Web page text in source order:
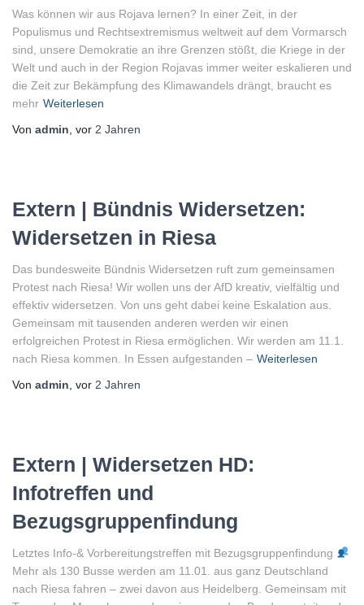
Was können wir aus Rojava lernen? In einer Zeit, in der
Populismus und Rechtsextremismus weltweit auf dem Vormarsch
sind, unsere Demokratie an ihre Grenzen stößt, die Kriege in der
Welt und auch in der Region Rojavas immer weiter eskalieren und
die Zeit zur Bekämpfung des Klimawandels drängt, braucht es
mehr Weiterlesen
Von admin , vor 2 Jahren
Extern | Bündnis Widersetzen:
Widersetzen in Riesa
Das bundesweite Bündnis Widersetzen ruft zum gemeinsamen
Protest nach Riesa! Wir wollen uns der AfD kreativ, vielfältig und
effektiv widersetzen. Von uns geht dabei keine Eskalation aus.
Gemeinsam mit tausenden anderen werden wir einen
erfolgreichen Protest in Riesa ermöglichen. Wir werden am 11.1.
nach Riesa kommen. In Essen aufgestanden – Weiterlesen
Von admin , vor 2 Jahren
Extern | Widersetzen HD:
Infotreffen und
Bezugsgruppenfindung
Letztes Info-& Vorbereitungstreffen mit Bezugsgruppenfindung
Mehr als 130 Busse werden am 11.01. aus ganz Deutschland
nach Riesa fahren – zwei davon aus Heidelberg. Gemeinsam mit